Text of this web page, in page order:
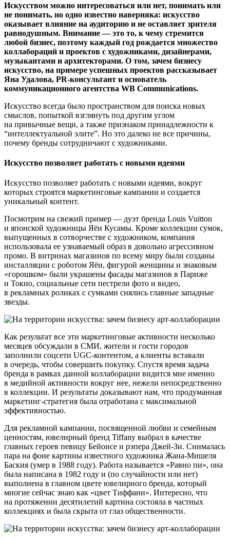
Искусством можно интересоваться или нет, понимать или
не понимать, но одно известно наверняка: искусство
оказывает влияние на аудиторию и не оставляет зрителя
равнодушным. Внимание — это то, к чему стремится
любой бизнес, поэтому каждый год рождается множество
коллабораций и проектов с художниками, дизайнерами,
музыкантами и архитекторами. О том, зачем бизнесу
искусство, на примере успешных проектов рассказывает
Яна Удалова, PR-консультант и основатель
коммуникационного агентства WB Communications.
Искусство всегда было пространством для поиска новых
смыслов, попыткой взглянуть под другим углом
на привычные вещи, а также признаком принадлежности к
“интеллектуальной элите”. Но это далеко не все причины,
почему бренды сотрудничают с художниками.
Искусство позволяет работать с новыми идеями
Искусство позволяет работать с новыми идеями, вокруг
которых строятся маркетинговые кампании и создается
уникальный контент.
Посмотрим на свежий пример — дуэт бренда Louis Vuitton
и японской художницы Яёи Кусамы. Кроме коллекции сумок,
выпущенных в сотворчестве с художником, компания
использовала ее узнаваемый образ в довольно агрессивном
промо. В витринах магазинов по всему миру были созданы
инсталляции с роботом Яёи, фигурой женщины и знаковым
«горошком» были украшены фасады магазинов в Париже
и Токио, социальные сети пестрели фото и видео,
в рекламных роликах с сумками снялись главные западные
звезды.
Как результат все эти маркетинговые активности несколько
месяцев обсуждали в СМИ, жители и гости городов
заполнили соцсети UGC-контентом, а клиенты вставали
в очередь, чтобы совершить покупку. Спустя время задача
бренда в рамках данной коллаборации видится мне именно
в медийной активности вокруг нее, нежели непосредственно
в коллекции. И результаты доказывают нам, что продуманная
маркетинг-стратегия была отработана с максимальной
эффективностью.
Для рекламной кампании, посвященной любви и семейным
ценностям, ювелирный бренд Tiffany выбрал в качестве
главных героев певицу Бейонсе и рэпера Джей-Зи. Снималась
пара на фоне картины известного художника Жана-Мишеля
Баския (умер в 1988 году). Работа называется «Равно пи», она
была написана в 1982 году и (по случайности или нет)
выполнена в главном цвете ювелирного бренда, который
многие сейчас знаю как «цвет Тиффани». Интересно, что
на протяжении десятилетий картина состояла в частных
коллекциях и была скрыта от глаз общественности.